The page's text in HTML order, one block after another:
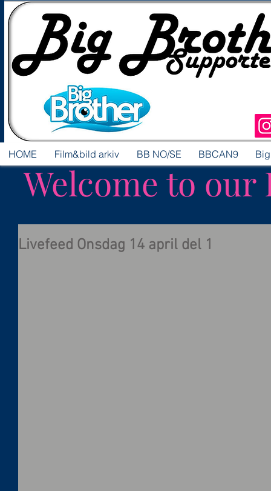
Welcome to our
HOME Film&bild arkiv BB NO/SE BBCAN9
Livefeed Onsdag 14 april del 1